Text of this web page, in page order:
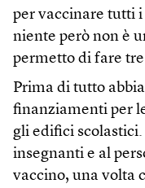
per vaccinare tutti
niente però non è
permetto di fare
Prima di tutto
finanziamenti per
gli edifici
insegnanti e al
vaccino, una volta